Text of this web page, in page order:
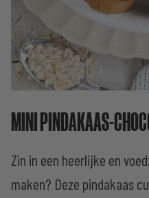
MINI PINDAKAAS-
Zin in een heerlijke en
maken? Deze pindakaas